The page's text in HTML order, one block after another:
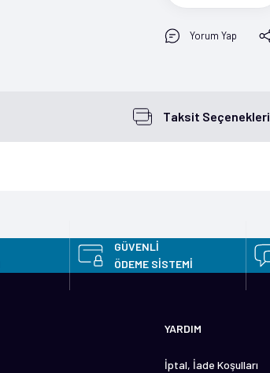
Yorum Yap
Taksit Seçenekleri
Bu ürüne ilk yorumu siz yapın!
Yorum Yaz
GÜVENLİ
ÖDEME SİSTEMİ
YARDIM
İptal, İade Koşulları